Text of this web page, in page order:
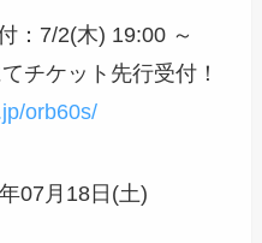
：7/2(木) 19:00 ～
チケット先行受付！
orb60s/
07月18日(土)